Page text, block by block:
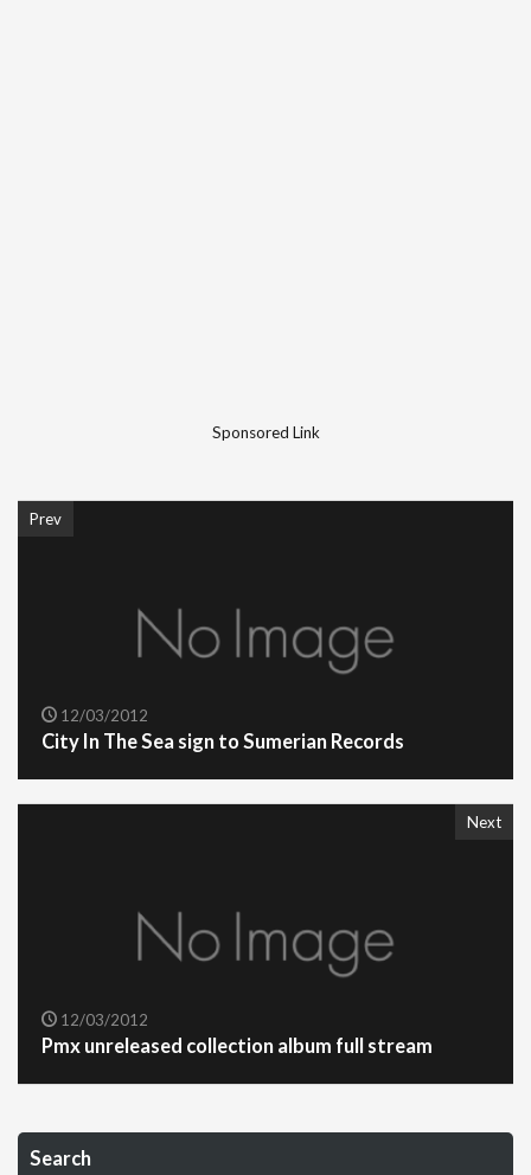
Sponsored Link
Prev
12/03/2012
City In The Sea sign to Sumerian Records
Next
12/03/2012
Pmx unreleased collection album full stream
Search